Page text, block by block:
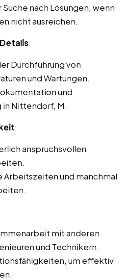
nach Lösungen, wenn
nicht ausreichen.
:
Durchführung von
und Wartungen.
und
Nittendorf, M.
:
anspruchsvollen
Arbeitszeiten und manchmal
mit anderen
und Technikern.
um effektiv